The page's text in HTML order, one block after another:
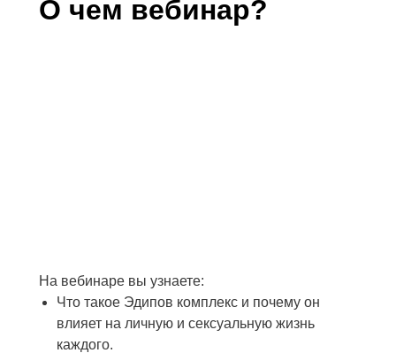
На вебинаре вы узнаете:
Что такое Эдипов комплекс и почему он
влияет на личную и сексуальную жизнь
каждого.
О чем вебинар?